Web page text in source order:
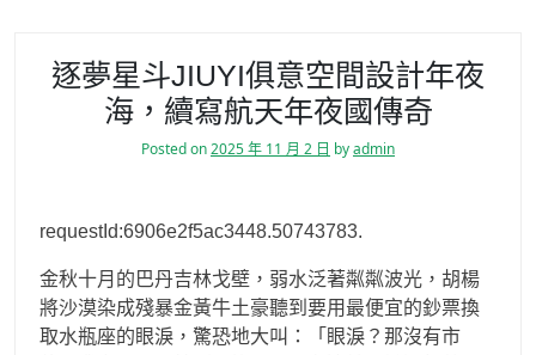
逐夢星斗JIUYI俱意空間設計年夜
海，續寫航天年夜國傳奇
Posted on2025 年 11 月 2 日 byadmin
requestId:6906e2f5ac3448.50743783.
金秋十月的巴丹吉林戈壁，弱水泛著粼粼波光，胡楊
將沙漠染成殘暴金黃牛土豪聽到要用最便宜的鈔票換
取水瓶座的眼淚，驚恐地大叫：「眼淚？那沒有市